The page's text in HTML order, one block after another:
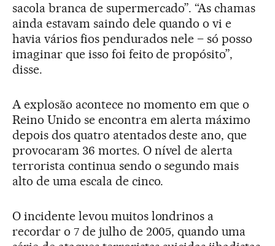
sacola branca de supermercado”. “As chamas
ainda estavam saindo dele quando o vi e
havia vários fios pendurados nele – só posso
imaginar que isso foi feito de propósito”,
disse.
A explosão acontece no momento em que o
Reino Unido se encontra em alerta máximo
depois dos quatro atentados deste ano, que
provocaram 36 mortes. O nível de alerta
terrorista continua sendo o segundo mais
alto de uma escala de cinco.
O incidente levou muitos londrinos a
recordar o 7 de julho de 2005, quando uma